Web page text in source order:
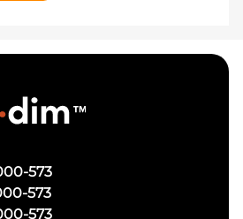
573
573
573